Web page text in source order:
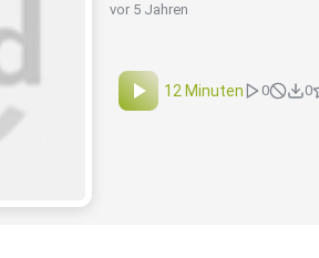
vor 5 Jahren
12 Minuten 0 0